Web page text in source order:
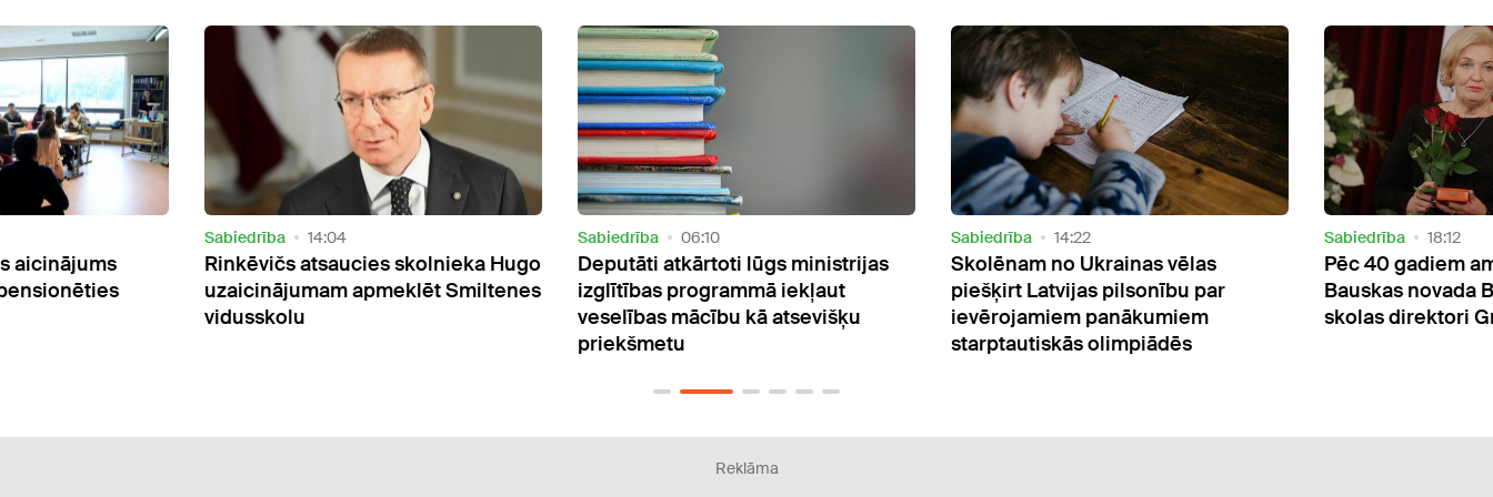
skolnieka Hugo
Smiltenes
Sabiedrība 06:10
Deputāti atkārtoti lūgs ministrijas
izglītības programmā iekļaut
veselības mācību kā atsevišķu
Sabiedrība 14:22
Skolēnam no Ukrainas vēlas
piešķirt Latvijas pilsonību par
ievērojamiem panākumiem
starptautiskās olimpiādēs
Sabiedrība 18:12
Pēc 40 gadiem amatā atlaiž
Bauskas novada Bērnu sporta
skolas direktori Grantiņu
Sabiedrība 15:59
Latvijas
jānosaka
lietošanas kārtība
Reklāma